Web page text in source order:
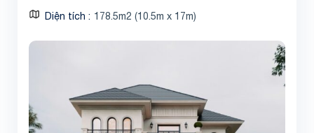
Diện tích 178.5m2 (10.5m x 17m)